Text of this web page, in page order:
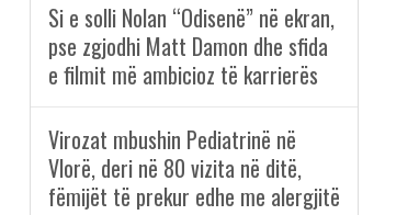
Si e solli Nolan “Odisenë” në ekran,
pse zgjodhi Matt Damon dhe sfida
e filmit më ambicioz të karrierës
Virozat mbushin Pediatrinë në
Vlorë, deri në 80 vizita në ditë,
fëmijët të prekur edhe me alergjitë